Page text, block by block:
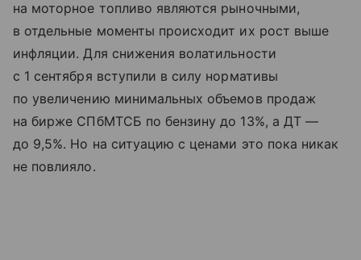
на моторное топливо являются рыночными,
в отдельные моменты происходит их рост выше
инфляции. Для снижения волатильности
с 1 сентября вступили в силу нормативы
по увеличению минимальных объемов продаж
на бирже СПбМТСБ по бензину до 13%, а ДТ —
до 9,5%. Но на ситуацию с ценами это пока никак
не повлияло.